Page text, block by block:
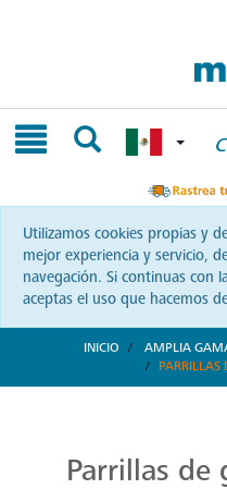
Utilizamos cookies propias y
mejor experiencia y servicio,
navegación. Si continuas con
aceptas el uso que hacemos
INICIO
AMPLIA
PARRILLAS
Parrillas de